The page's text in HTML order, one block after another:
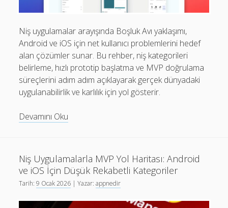
Niş uygulamalar arayışında Boşluk Avı yaklaşımı,
Android ve iOS için net kullanıcı problemlerini hedef
alan çözümler sunar. Bu rehber, niş kategorileri
belirleme, hızlı prototip başlatma ve MVP doğrulama
süreçlerini adım adım açıklayarak gerçek dünyadaki
uygulanabilirlik ve karlılık için yol gösterir.
Devamını Oku
Avıyla
Android
ve
iOS
İçin
Niş Uygulamalarla MVP Yol Haritası: Android
ve iOS İçin Düşük Rekabetli Kategoriler
Tarih:9 Ocak 2026 | Yazar:appnedir